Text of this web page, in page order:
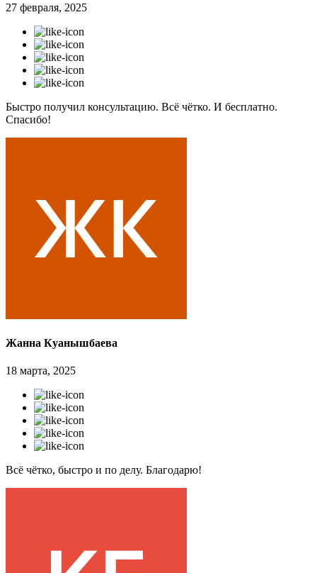
27 февраля, 2025
Быстро получил консультацию. Всё чётко. И бесплатно.
Спасибо!
Жанна Куанышбаева
18 марта, 2025
Всё чётко, быстро и по делу. Благодарю!